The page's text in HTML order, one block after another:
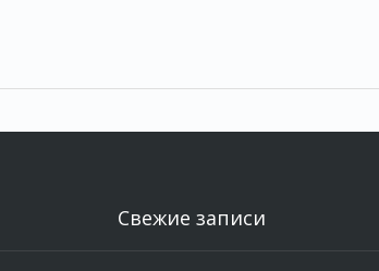
Свежие записи